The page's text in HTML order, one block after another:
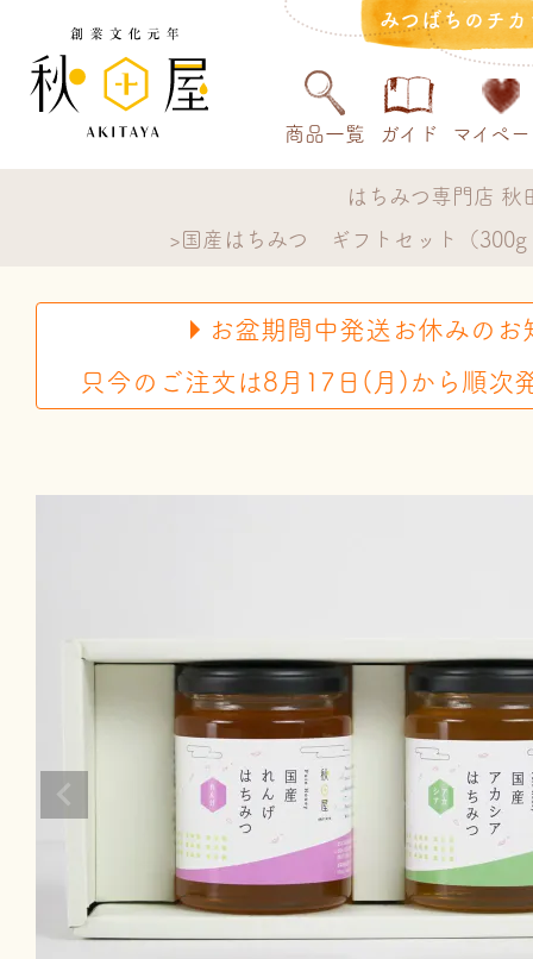
みつばちのチ
商品一覧 ガイド マイペ
はちみつ専門店 秋
国産はちみつ ギフトセット（
お盆期間中発送お休みのお
只今のご注文は8月17日(月)から順次